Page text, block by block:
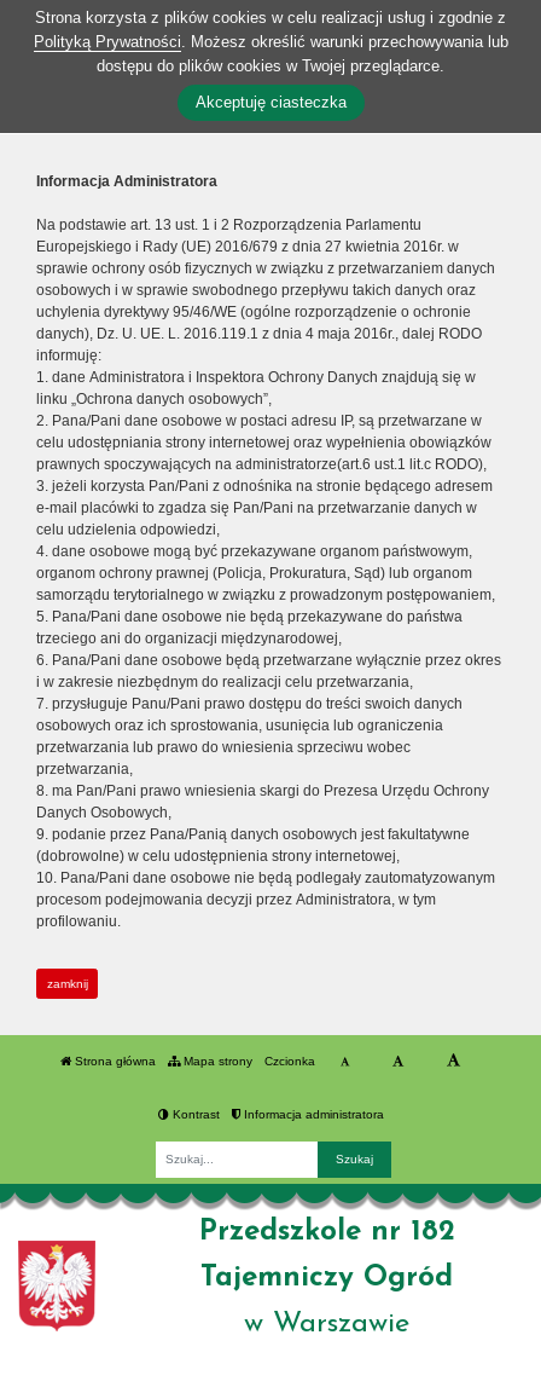
Strona korzysta z plików cookies w celu realizacji usług i zgodnie z
Polityką Prywatności. Możesz określić warunki przechowywania lub
dostępu do plików cookies w Twojej przeglądarce.
Akceptuję ciasteczka
Informacja Administratora
Na podstawie art. 13 ust. 1 i 2 Rozporządzenia Parlamentu
Europejskiego i Rady (UE) 2016/679 z dnia 27 kwietnia 2016r. w
sprawie ochrony osób fizycznych w związku z przetwarzaniem danych
osobowych i w sprawie swobodnego przepływu takich danych oraz
uchylenia dyrektywy 95/46/WE (ogólne rozporządzenie o ochronie
danych), Dz. U. UE. L. 2016.119.1 z dnia 4 maja 2016r., dalej RODO
informuję:
1. dane Administratora i Inspektora Ochrony Danych znajdują się w
linku „Ochrona danych osobowych”,
2. Pana/Pani dane osobowe w postaci adresu IP, są przetwarzane w
celu udostępniania strony internetowej oraz wypełnienia obowiązków
prawnych spoczywających na administratorze(art.6 ust.1 lit.c RODO),
3. jeżeli korzysta Pan/Pani z odnośnika na stronie będącego adresem
e-mail placówki to zgadza się Pan/Pani na przetwarzanie danych w
celu udzielenia odpowiedzi,
4. dane osobowe mogą być przekazywane organom państwowym,
organom ochrony prawnej (Policja, Prokuratura, Sąd) lub organom
samorządu terytorialnego w związku z prowadzonym postępowaniem,
5. Pana/Pani dane osobowe nie będą przekazywane do państwa
trzeciego ani do organizacji międzynarodowej,
6. Pana/Pani dane osobowe będą przetwarzane wyłącznie przez okres
i w zakresie niezbędnym do realizacji celu przetwarzania,
7. przysługuje Panu/Pani prawo dostępu do treści swoich danych
osobowych oraz ich sprostowania, usunięcia lub ograniczenia
przetwarzania lub prawo do wniesienia sprzeciwu wobec
przetwarzania,
8. ma Pan/Pani prawo wniesienia skargi do Prezesa Urzędu Ochrony
Danych Osobowych,
9. podanie przez Pana/Panią danych osobowych jest fakultatywne
(dobrowolne) w celu udostępnienia strony internetowej,
10. Pana/Pani dane osobowe nie będą podlegały zautomatyzowanym
procesom podejmowania decyzji przez Administratora, w tym
profilowaniu.
zamknij
Strona główna Mapa strony Czcionka
Kontrast Informacja administratora
Przedszkole nr 182
Tajemniczy Ogród
w Warszawie